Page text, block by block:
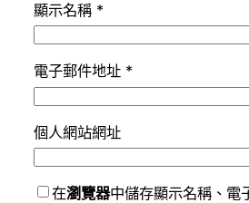
顯示名稱 *
電子郵件地址 *
個人網站網址
在瀏覽器中儲存顯示名稱、電